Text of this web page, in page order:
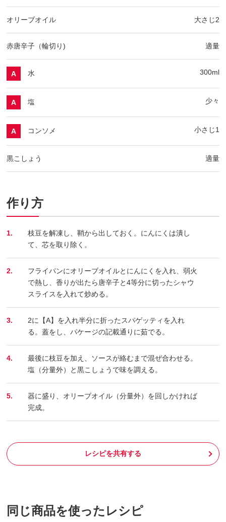
オリーブオイル 大さじ2
赤唐辛子（輪切り) 適量
A 水 300ml
A 塩 少々
A コンソメ 小さじ1
黒こしょう 適量
作り方
1.
枝豆を解凍し、鞘から出しておく。にんにくは潰し
て、芯を取り除く。
2.
フライパンにオリーブオイルとにんにくを入れ、弱火
で熱し、香りが出たら唐辛子と4等分に切ったシャウ
スライスを入れて炒める。
3.
2に【A】を入れ半分に折ったスパゲッティを入れ
る。蓋をし、パケージの記載通りに茹でる。
4.
最後に枝豆を加え、ソースが絡むまで混ぜ合わせる。
塩（分量外）と黒こしょうで味を調える。
5.
器に盛り、オリーブオイル（分量外）を回しかければ
完成。
レシピを共有する
同じ商品を使ったレシピ